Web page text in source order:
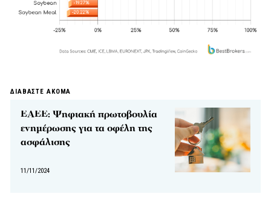
ΔΙΑΒΑΣΤΕ ΑΚΟΜΑ
ΕΑΕΕ: Ψηφιακή πρωτοβουλία
ενημέρωσης για τα οφέλη της
ασφάλισης
11/11/2024